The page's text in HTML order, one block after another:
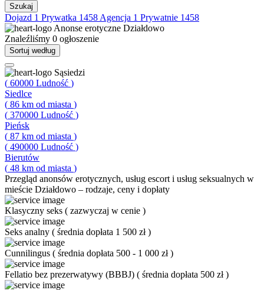
Szukaj
Dojazd 1 Prywatka 1458 Agencja 1 Prywatnie 1458
Anonse erotyczne Działdowo
Znaleźliśmy 0 ogłoszenie
Sortuj według
Sąsiedzi
( 60000 Ludność )
Siedlce
( 86 km od miasta )
( 370000 Ludność )
Pieńsk
( 87 km od miasta )
( 490000 Ludność )
Bierutów
( 48 km od miasta )
Przegląd anonsów erotycznych, usług escort i usług seksualnych w
mieście Działdowo – rodzaje, ceny i dopłaty
Klasyczny seks ( zazwyczaj w cenie )
Seks analny ( średnia dopłata 1 500 zł)
Cunnilingus ( średnia dopłata 500 - 1 000 zł)
Fellatio bez prezerwatywy (BBBJ) ( średnia dopłata 500 zł)